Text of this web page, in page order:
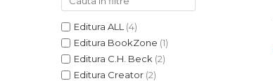
Editura ALL (4)
Editura BookZone (1)
Editura C.H. Beck (2)
Editura Creator (2)